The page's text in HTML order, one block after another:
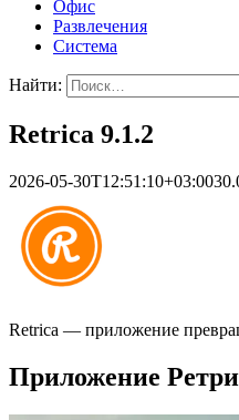
Офис
Развлечения
Система
Найти:
Retrica 9.1.2
2026-05-30T12:51:10+03:00
Retrica — приложение
Приложение